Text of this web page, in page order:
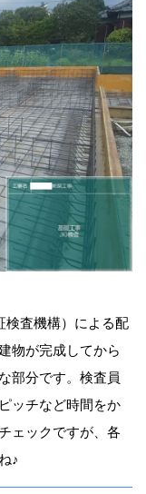
検査機構）による配
物が完成してから
部分です。検査員
ッチなど時間をか
ェックですが、各
♪